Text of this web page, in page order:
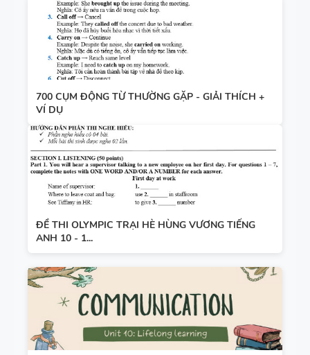
700 CỤM ĐỘNG TỪ THƯỜNG GẶP - GIẢI THÍCH +
VÍ DỤ
ĐỀ THI OLYMPIC TRẠI HÈ HÙNG VƯƠNG TIẾNG
ANH 10 - 1...